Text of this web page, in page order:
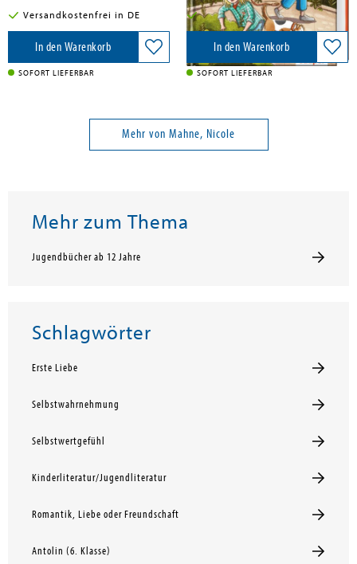
Versandkostenfrei in DE
In den Warenkorb
SOFORT LIEFERBAR
Versandkostenfrei in DE
In den Warenkorb
SOFORT LIEFERBAR
Mehr von Mahne, Nicole
Mehr zum Thema
Jugendbücher ab 12 Jahre
Schlagwörter
Erste Liebe
Selbstwahrnehmung
Selbstwertgefühl
Kinderliteratur/Jugendliteratur
Romantik, Liebe oder Freundschaft
Antolin (6. Klasse)